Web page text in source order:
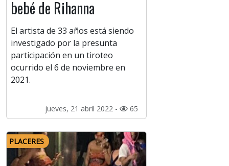
bebé de Rihanna
El artista de 33 años está siendo
investigado por la presunta
participación en un tiroteo
ocurrido el 6 de noviembre en
2021.
jueves, 21 abril 2022 - 65
PLACERES